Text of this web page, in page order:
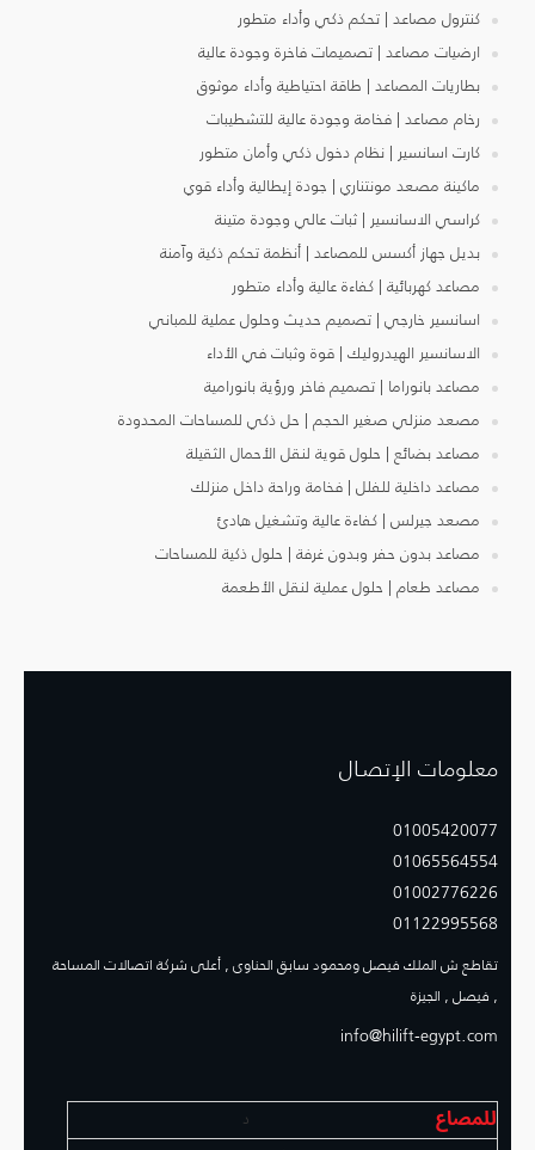
كنترول مصاعد | تحكم ذكي وأداء متطور
ارضيات مصاعد | تصميمات فاخرة وجودة عالية
بطاريات المصاعد | طاقة احتياطية وأداء موثوق
رخام مصاعد | فخامة وجودة عالية للتشطيبات
كارت اسانسير | نظام دخول ذكي وأمان متطور
ماكينة مصعد مونتناري | جودة إيطالية وأداء قوي
كراسي الاسانسير | ثبات عالي وجودة متينة
بديل جهاز أكسس للمصاعد | أنظمة تحكم ذكية وآمنة
مصاعد كهربائية | كفاءة عالية وأداء متطور
اسانسير خارجي | تصميم حديث وحلول عملية للمباني
الاسانسير الهيدروليك | قوة وثبات في الأداء
مصاعد بانوراما | تصميم فاخر ورؤية بانورامية
مصعد منزلي صغير الحجم | حل ذكي للمساحات المحدودة
مصاعد بضائع | حلول قوية لنقل الأحمال الثقيلة
مصاعد داخلية للفلل | فخامة وراحة داخل منزلك
مصعد جيرلس | كفاءة عالية وتشغيل هادئ
مصاعد بدون حفر وبدون غرفة | حلول ذكية للمساحات
مصاعد طعام | حلول عملية لنقل الأطعمة
معلومات الإتصـال
01005420077
01065564554
01002776226
01122995568
تقاطع ش الملك فيصل ومحمود سابق الحناوى , أعلى شركة اتصالات المساحة
, فيصل , الجيزة
info@hilift-egypt.com
للمصاع
د